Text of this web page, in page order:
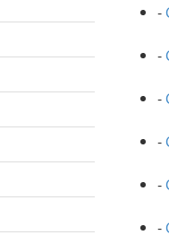
-
-
-
-
-
-